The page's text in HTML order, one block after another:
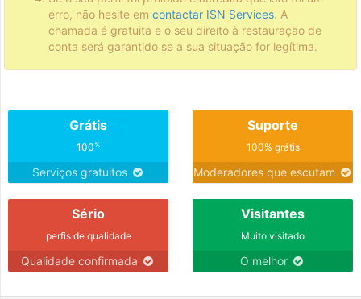
erro, não hesite em contactar ISN Services. A
chamada é gratuita e o seu direito à restauração de
conta será garantido se a sua situação for legítima.
Grátis
100%
Serviços gratuitos
Suporte
100% grátis
Moderadores que escutam
Sério
perfis de qualidade
Qualidade confirmada
Visitantes
Muito visitado
O melhor